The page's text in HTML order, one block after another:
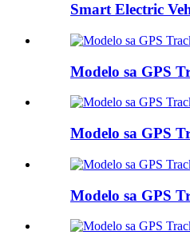
Smart Electric
Modelo sa GPS
Modelo sa GPS
Modelo sa GPS